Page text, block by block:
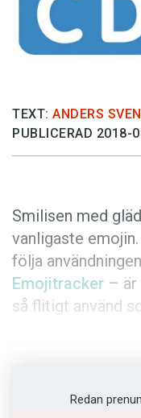
Kviss
Podden
Annonsera
Prenumerera
Press
TEXT: ANDERS
PUBLICERAD 2018-
Smilisen med
vanligaste
följa
Emojitracker – är
så flitigt använd
att han inte var
Redan